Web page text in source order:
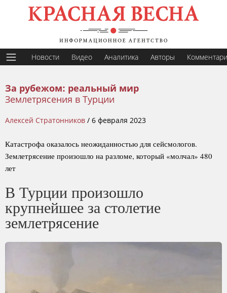
Новости Видео Аналитика Авторы
За рубежом: реальный мир
Землетрясения в Турции
Алексей Стратонников / 6 февраля 2023
Катастрофа оказалось неожиданностью для сейсмологов.
Землетрясение произошло на разломе, который «молчал» 480
лет
В Турции произошло
крупнейшее за столетие
землетрясение